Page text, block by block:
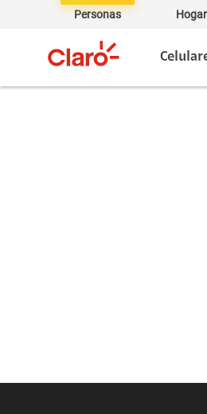
Personas Hogar